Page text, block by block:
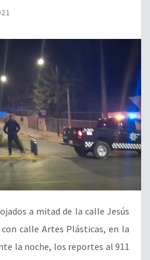
a mitad de la calle Jesús
calle Artes Plásticas, en la
la noche, los reportes al 911